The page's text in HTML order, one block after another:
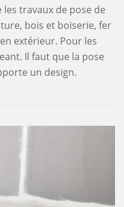
travaux de pose de
bois et boiserie, fer
extérieur. Pour les
Il faut que la pose
un design.